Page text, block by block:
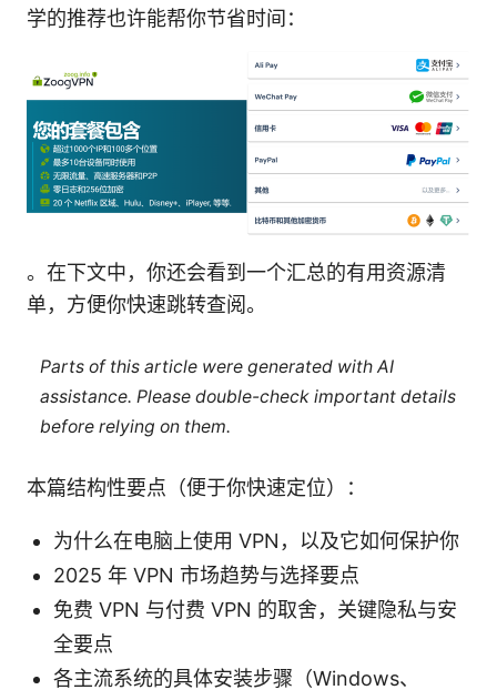
学的推荐也许能帮你节省时间：
。在下文中，你还会看到一个汇总的有用资源清
单，方便你快速跳转查阅。
Parts of this article were generated with AI
assistance. Please double-check important details
before relying on them.
本篇结构性要点（便于你快速定位）：
为什么在电脑上使用 VPN，以及它如何保护你
2025 年 VPN 市场趋势与选择要点
免费 VPN 与付费 VPN 的取舍，关键隐私与安
全要点
各主流系统的具体安装步骤（Windows、